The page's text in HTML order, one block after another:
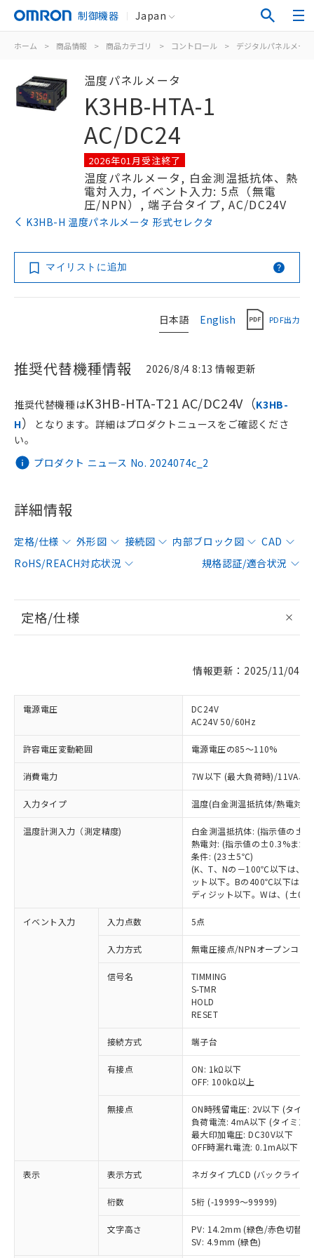
制御機器 Japan
ホーム > 商品情報 > 商品カテゴリ > コントロール > デジタルパネルメータ
温度パネルメータ
K3HB-HTA-1
AC/DC24
2026年01月受注終了
温度パネルメータ, 白金測温抵抗体、熱
電対入力, イベント入力: 5点（無電
圧/NPN）, 端子台タイプ, AC/DC24V
K3HB-H 温度パネルメータ 形式セレクタ
マイリストに追加
日本語 English PDF出力
推奨代替機種情報 2026/8/4 8:13 情報更新
プロダクト ニュース No. 2024074c_2
推奨代替機種はK3HB-HTA-T21 AC/DC24V（K3HB-
H）
となります。詳細はプロダクトニュースをご確認くださ
い。
詳細情報
定格/仕様 外形図 接続図 内部ブロック図
CAD
RoHS/REACH対応状況
規格認証/適合状況
定格/仕様
情報更新：2025/11/04
電源電圧
DC24V
AC24V 50/60Hz
許容電圧変動範囲 電源電圧の85～110%
消費電力 7W以下 (最大負荷時)/11VA以
入力タイプ 温度(白金測温抵抗体/熱電対)
温度計測入力（測定精度)
白金測温抵抗体: (指示値の
熱電対: (指示値の±0.3%ま
条件: (23±5℃)
(K、T、Nの－100℃以下は
ット以下。Bの400℃以下は
ディジット以下。Wは、
イベント入力 入力点数 5点
入力方式 無電圧接点/NPNオープンコレ
信号名
TIMMING
S-TMR
HOLD
RESET
接続方式 端子台
有接点
ON: 1kΩ以下
OFF: 100kΩ以上
無接点
ON時残留電圧: 2V以下 (タイ
負荷電流: 4mA以下 (タイミン
最大印加電圧: DC30V以下
OFF時漏れ電流: 0.1mA以下 (
表示 表示方式 ネガタイプLCD (バックライト
桁数 5桁 (-19999～99999)
文字高さ
PV: 14.2mm (緑色/赤色切替)
SV: 4.9mm (緑色)
以下の条件をお読みいただき、同意のうえ
本サービスは、当社制御機器事業取扱
商品の当社在庫状況および標準価格
※1 対応状況
対応済み：EU RoHS指令（10物質）の
非含有に対応した製品が提供可能な商品で
対応予定：EU RoHS指令（10物質）の非含
対応予定なし：EU RoHS指令（10物質）の
非含有に非対応の商品で、対応品を出す予
調査・確認中：EU RoHS指令（10物質）の
非含有の対応状況を調査中または確認中の